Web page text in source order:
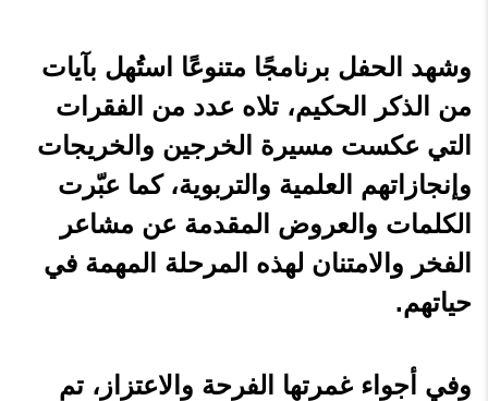
وشهد الحفل برنامجًا متنوعًا استُهل بآيات
من الذكر الحكيم، تلاه عدد من الفقرات
التي عكست مسيرة الخرجين والخريجات
وإنجازاتهم العلمية والتربوية، كما عبّرت
الكلمات والعروض المقدمة عن مشاعر
الفخر والامتنان لهذه المرحلة المهمة في
حياتهم.
وفي أجواء غمرتها الفرحة والاعتزاز، تم